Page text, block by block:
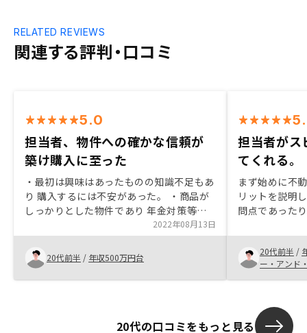
関連する評判・口コミ
RELATED REVIEWS
5.0
担当者、物件への確かな信頼が
築け購入に至った
・最初は興味はあったものの知識不足もあ
り 購入するには不安があった。 ・商品が
しっかりとした物件であり 年金対策等に
なるだけでなく、住居者にローン返済手伝
ってもらいながら自分の資産として残る
点。 ・担当者のとても丁寧な説明・対応
が最終的な決め手でした。こちらの無理難
題にも対応していただきました。引き続
2022年08月13日
20代前半 / 年収500万円台
担当者がス
てくれる。
まず始めに不
リットを説明
問点であった
スピーディに
を複数件見る
があったので
20代前半 /
ー・アンド
20代の口コミをもっと見る